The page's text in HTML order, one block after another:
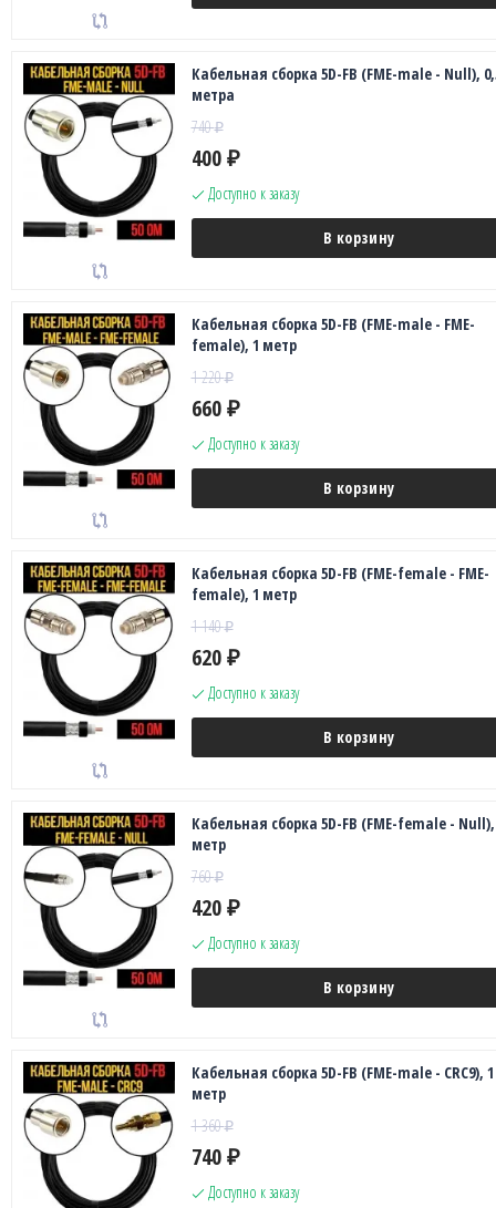
Кабельная сборка 5D-FB (FME-male - Null),
метра
740₽
400 ₽
Доступно к заказу
В корзину
Кабельная сборка 5D-FB (FME-male - FME-
female), 1 метр
1 220₽
660 ₽
Доступно к заказу
В корзину
Кабельная сборка 5D-FB (FME-female - FME-
female), 1 метр
1 140₽
620 ₽
Доступно к заказу
В корзину
Кабельная сборка 5D-FB (FME-female - Null),
метр
760₽
420 ₽
Доступно к заказу
В корзину
Кабельная сборка 5D-FB (FME-male - CRC9), 1
метр
1 360₽
740 ₽
Доступно к заказу